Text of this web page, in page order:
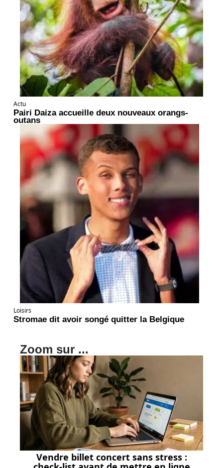
Actu
Pairi Daiza accueille deux nouveaux orangs-
outans
Loisirs
Stromae dit avoir songé quitter la Belgique
Zoom sur ...
Vendre billet concert sans stress :